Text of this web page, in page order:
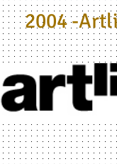
2004 -